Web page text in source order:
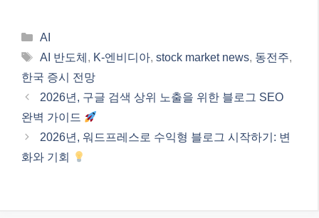
Categories
AI
Tags
AI 반도체 , K-엔비디아, stock market news, 동전주,
한국 증시 전망
2026년, 구글 검색 상위 노출을 위한 블로그 SEO
완벽 가이드
2026년, 워드프레스로 수익형 블로그 시작하기: 변
화와 기회